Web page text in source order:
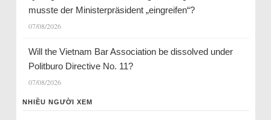
musste der Ministerpräsident „eingreifen“?
07/08/2026
Will the Vietnam Bar Association be dissolved under
Politburo Directive No. 11?
07/08/2026
NHIỀU NGƯỜI XEM